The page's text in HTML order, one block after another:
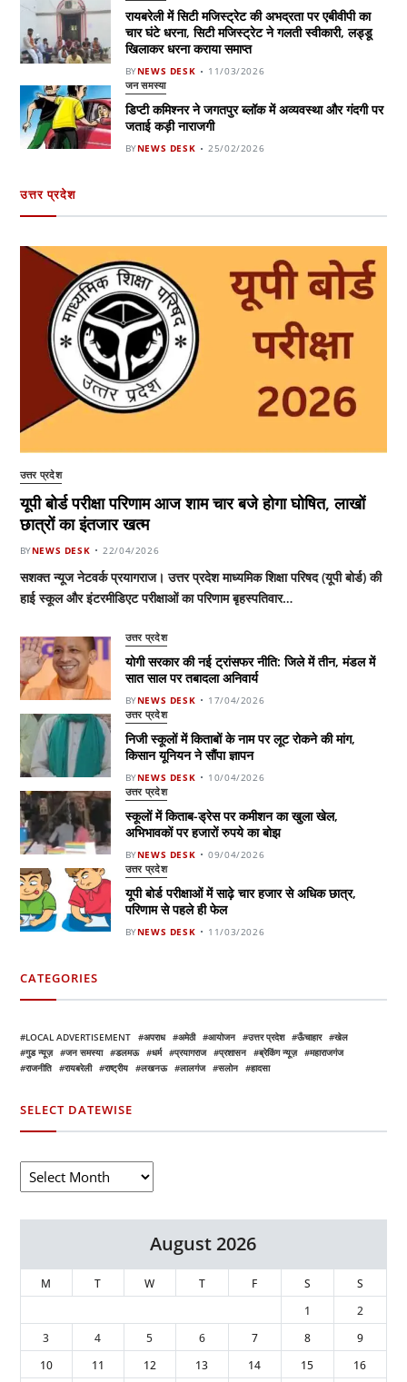
रायबरेली में सिटी मजिस्ट्रेट की अभद्रता पर एबीवीपी का
चार घंटे धरना, सिटी मजिस्ट्रेट ने गलती स्वीकारी, लड्डू
खिलाकर धरना कराया समाप्त
BYNEWS DESK 11/03/2026
जन समस्या
डिप्टी कमिश्नर ने जगतपुर ब्लॉक में अव्यवस्था और गंदगी पर
जताई कड़ी नाराजगी
BYNEWS DESK 25/02/2026
उत्तर प्रदेश
उत्तर प्रदेश
यूपी बोर्ड परीक्षा परिणाम आज शाम चार बजे होगा घोषित, लाखों
छात्रों का इंतजार खत्म
BYNEWS DESK 22/04/2026
सशक्त न्यूज नेटवर्क प्रयागराज। उत्तर प्रदेश माध्यमिक शिक्षा परिषद (यूपी बोर्ड) की
हाई स्कूल और इंटरमीडिएट परीक्षाओं का परिणाम बृहस्पतिवार…
उत्तर प्रदेश
योगी सरकार की नई ट्रांसफर नीति: जिले में तीन, मंडल में
सात साल पर तबादला अनिवार्य
BYNEWS DESK 17/04/2026
उत्तर प्रदेश
निजी स्कूलों में किताबों के नाम पर लूट रोकने की मांग,
किसान यूनियन ने सौंपा ज्ञापन
BYNEWS DESK 10/04/2026
उत्तर प्रदेश
स्कूलों में किताब-ड्रेस पर कमीशन का खुला खेल,
अभिभावकों पर हजारों रुपये का बोझ
BYNEWS DESK 09/04/2026
उत्तर प्रदेश
यूपी बोर्ड परीक्षाओं में साढ़े चार हजार से अधिक छात्र,
परिणाम से पहले ही फेल
BYNEWS DESK 11/03/2026
CATEGORIES
LOCAL ADVERTISEMENT अपराध अमेठी आयोजन उत्तर प्रदेश ऊँचाहार
खेल
गुड न्यूज़
जन समस्या डलमऊ धर्म प्रयागराज प्रशासन ब्रेकिंग न्यूज़
महाराजगंज
राजनीति
रायबरेली राष्ट्रीय लखनऊ लालगंज सलोन हादसा
SELECT DATEWISE
August 2026
M T W T F S
S
1
2
3
4 5 6 7 8
9
10
11 12 13 14 15 16